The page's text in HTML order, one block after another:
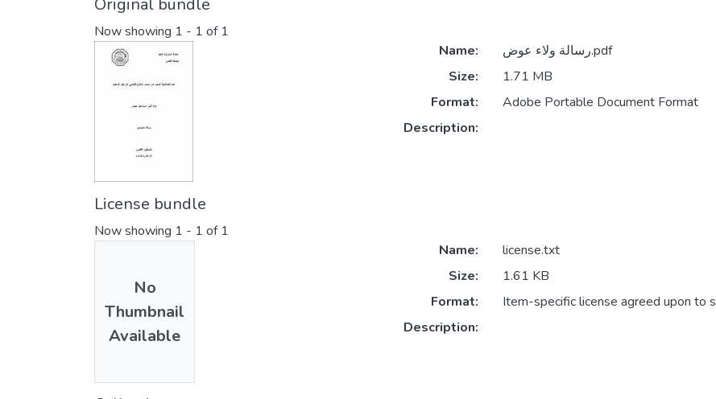
Original bundle
Now showing 1 - 1 of 1
Name:
رسالة ولاء عوض.pdf
Size:
1.71 MB
Format:
Adobe Portable Document Format
Description:
License bundle
Now showing 1 - 1 of 1
No
Thumbnail
Available
Name:
license.txt
Size:
1.61 KB
Format:
Item-specific license agreed upon to
Description: